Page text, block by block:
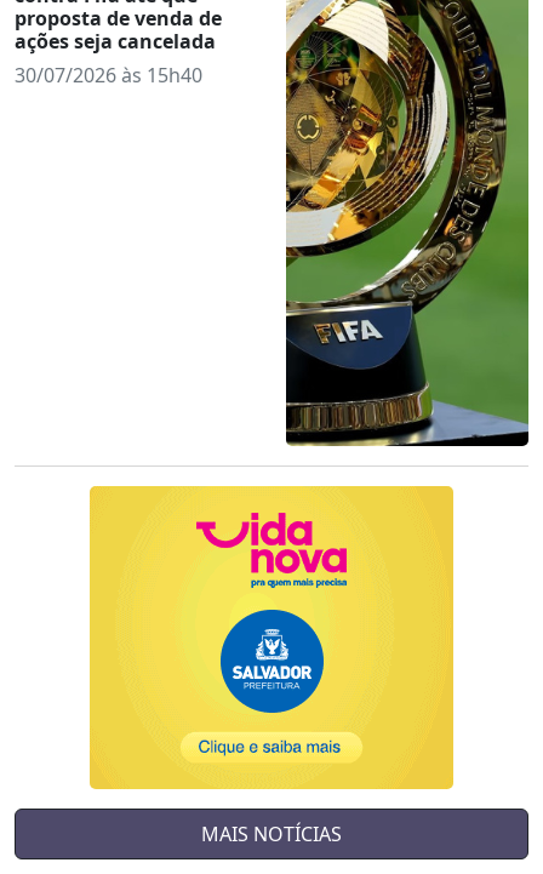
proposta de venda de
ações seja cancelada
30/07/2026 às 15h40
MAIS NOTÍCIAS